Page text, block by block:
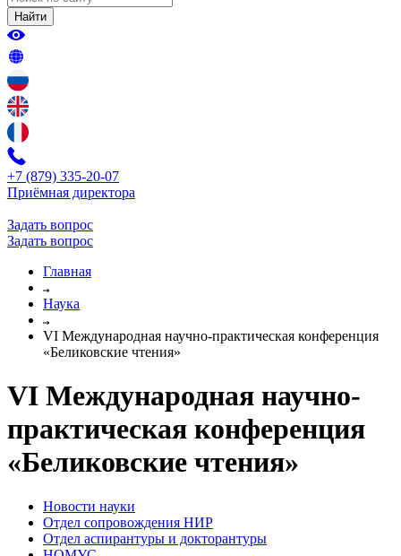
Найти
+7 (879) 335-20-07
Приёмная директора
Задать вопрос
Задать вопрос
Главная
Наука
VI Международная научно-практическая конференция
«Беликовские чтения»
VI Международная научно-
практическая конференция
«Беликовские чтения»
Новости науки
Отдел сопровождения НИР
Отдел аспирантуры и докторантуры